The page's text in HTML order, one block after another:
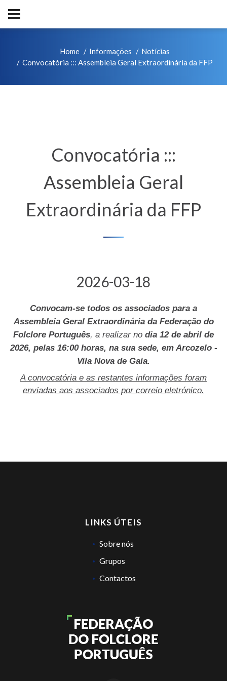
Home Informações
Notícias
Convocatória ::: Assembleia Geral Extraordinária da FFP
Convocatória :::
Assembleia Geral
Extraordinária da FFP
2026-03-18
Convocam-se todos os associados para a
Assembleia Geral Extraordinária da Federação do
Folclore Português, a realizar no dia 12 de abril de
2026, pelas 16:00 horas, na sua sede, em Arcozelo -
Vila Nova de Gaia.
A convocatória e as restantes informações foram
enviadas aos associados por correio eletrónico.
LINKS ÚTEIS
Sobre nós
Grupos
Contactos